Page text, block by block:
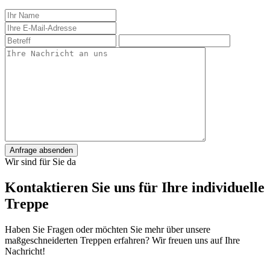
Anfrage absenden
Wir sind für Sie da
Kontaktieren Sie uns für Ihre individuelle
Treppe
Haben Sie Fragen oder möchten Sie mehr über unsere
maßgeschneiderten Treppen erfahren? Wir freuen uns auf Ihre
Nachricht!